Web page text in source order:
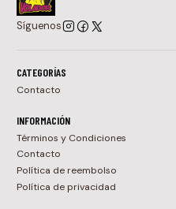
Síguenos
CATEGORÍAS
Contacto
INFORMACIÓN
Términos y Condiciones
Contacto
Política de reembolso
Política de privacidad